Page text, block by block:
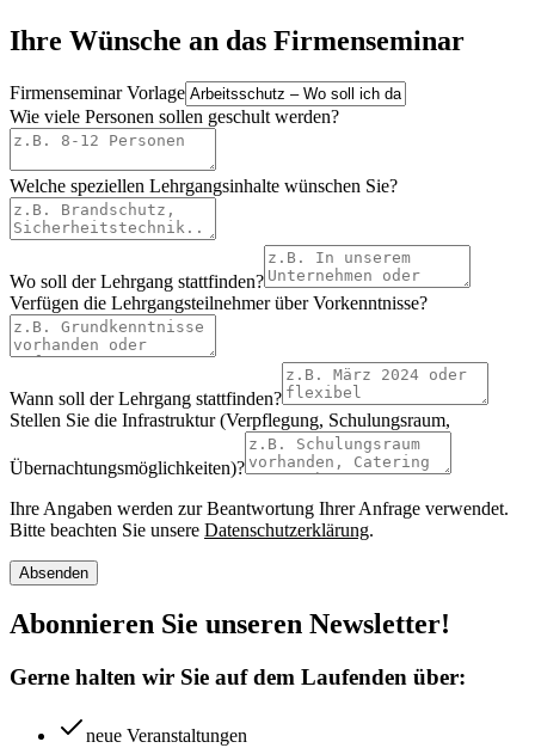
Ihre Wünsche an das Firmenseminar
Firmenseminar Vorlage
Wie viele Personen sollen geschult werden?
Welche speziellen Lehrgangsinhalte wünschen Sie?
Wo soll der Lehrgang stattfinden?
Verfügen die Lehrgangsteilnehmer über Vorkenntnisse?
Wann soll der Lehrgang stattfinden?
Stellen Sie die Infrastruktur (Verpflegung, Schulungsraum,
Übernachtungsmöglichkeiten)?
Ihre Angaben werden zur Beantwortung Ihrer Anfrage verwendet.
Bitte beachten Sie unsere Datenschutzerklärung.
Absenden
Abonnieren Sie unseren Newsletter!
Gerne halten wir Sie auf dem Laufenden über:
neue Veranstaltungen